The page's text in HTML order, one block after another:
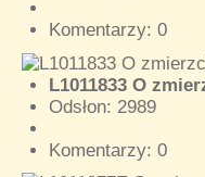
Komentarzy: 0
L1011833 O
Odsłon: 2989
Komentarzy: 0